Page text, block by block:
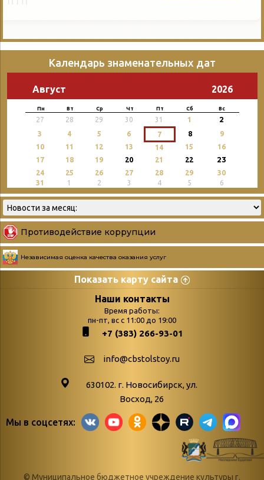
Календарь знаменательных дат
Август 2026
Пн Вт Ср Чт Пт Сб Вс
27 28 29 30 31 1 2
3 4 5 6 7 8
9
10
11 12 13 14 15
16
17
18 19 20 21 22 23
24 25 26 27 28 29
30
31
1 2 3 4 5 6
Противодействие коррупции
Независимая оценка качества оказания услуг
Показать карту сайта
Страницы
podvedenie-itogov-festivalya-
paskhalnaya-palitra
Библионочь – как ярмарка точь-в-
поступлений
Война. Народ.
живые»
«Мне всё
снятся
Наши контакты
Время работы:
пн-пт, вс с 11:00 до 19:00
+7 (383) 266-93-01
info@cbstolstoy.ru
630102. г. Новосибирск, ул.
Восход, 26
Мы в соцсетях:
© Муниципальное бюджетное учреждение культуры г.